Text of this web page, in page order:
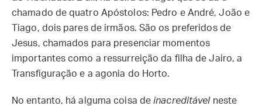
chamado de quatro Apóstolos: Pedro e André, João e
Tiago, dois pares de irmãos. São os preferidos de
Jesus, chamados para presenciar momentos
importantes como a ressurreição da filha de Jairo, a
Transfiguração e a agonia do Horto.
No entanto, há alguma coisa deinacreditável neste